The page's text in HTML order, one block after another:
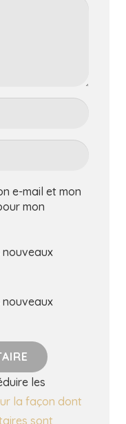
e-mail et mon
mon
nouveaux
nouveaux
les
la façon dont
sont